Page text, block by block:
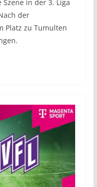
in der 3. Liga
der
Platz zu Tumulten